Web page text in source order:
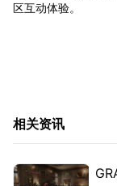
区互动体验。
相关资讯